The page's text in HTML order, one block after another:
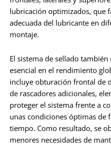
lubricación optimizados, que
adecuada del lubricante en
montaje.
El sistema de sellado
esencial en el rendimiento
incluye obturación frontal de
de rascadores adicionales,
proteger el sistema frente a
unas condiciones óptimas
tiempo. Como resultado, se
menores necesidades de